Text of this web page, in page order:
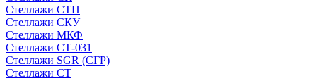
Стеллажи СТП
Стеллажи СКУ
Стеллажи МКФ
Стеллажи СТ-031
Стеллажи SGR (СГР)
Стеллажи СТ